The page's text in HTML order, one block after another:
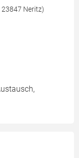
Neritz)